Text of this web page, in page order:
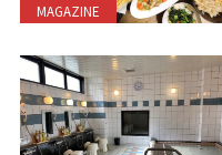
MAGAZINE